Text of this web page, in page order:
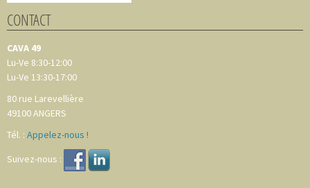
CONTACT
CAVA 49
Lu-Ve 8:30-12:00
Lu-Ve 13:30-17:00
80 rue Larevellière
49100ANGERS
Tél. : Appelez-nous !
Suivez-nous :